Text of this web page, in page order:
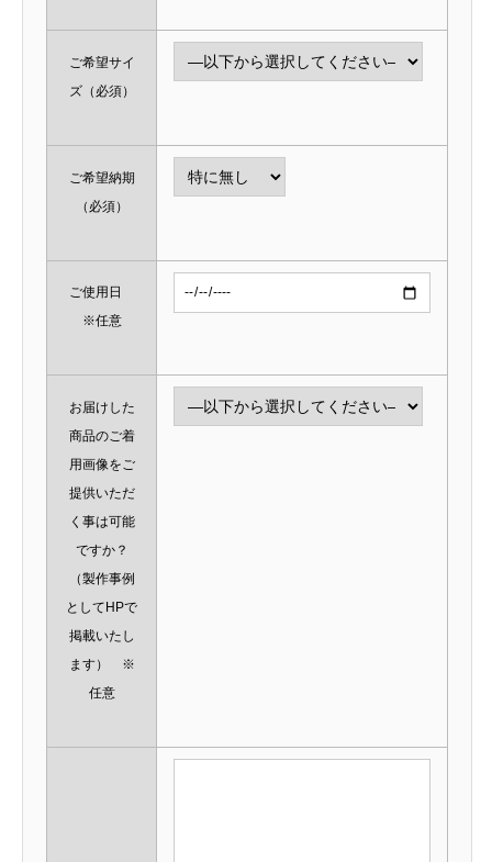
ご希望サイ
ズ（必須）
ご希望納期
（必須）
ご使用日
※任意
お届けした
商品のご着
用画像をご
提供いただ
く事は可能
ですか？
（製作事例
としてHPで
掲載いたし
ます） ※
任意